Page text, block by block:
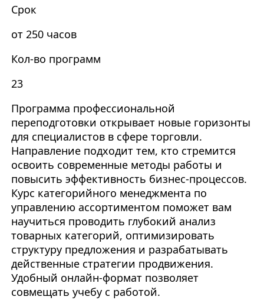
Срок
от 250 часов
Кол-во программ
23
Программа профессиональной
переподготовки открывает новые горизонты
для специалистов в сфере торговли.
Направление подходит тем, кто стремится
освоить современные методы работы и
повысить эффективность бизнес-процессов.
Курс категорийного менеджмента по
управлению ассортиментом поможет вам
научиться проводить глубокий анализ
товарных категорий, оптимизировать
структуру предложения и разрабатывать
действенные стратегии продвижения.
Удобный онлайн-формат позволяет
совмещать учебу с работой.